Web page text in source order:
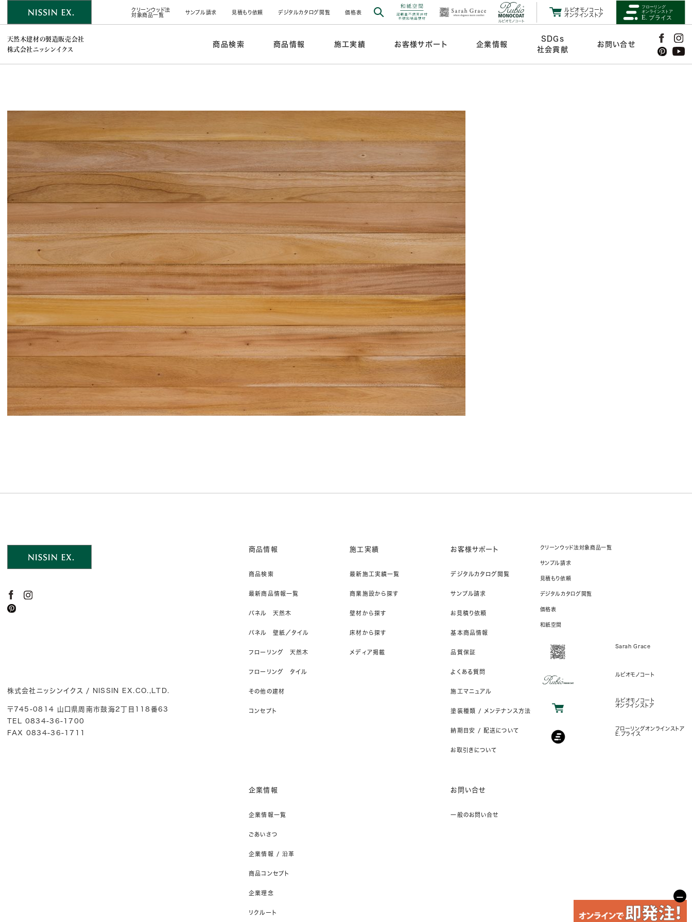
クリーンウッド法
対象商品一覧
サンプル請求 見積もり依頼 デジタルカタログ閲覧 価格表
ルビオモノコート
オンラインストア
天然木建材の製造販売会社
株式会社ニッシンイクス
商品検索 商品情報 施工実績 お客様サポート 企業情報
SDGs
社会貢献
お問い合せ
株式会社ニッシンイクス / NISSIN EX.CO.,LTD.
〒745-0814 山口県周南市鼓海2丁目118番63
TEL 0834-36-1700
FAX 0834-36-1711
商品情報
商品検索
最新商品情報一覧
パネル 天然木
パネル 壁紙／タイル
フローリング 天然木
フローリング タイル
その他の建材
コンセプト
施工実績
最新施工実績一覧
商業施設から探す
壁材から探す
床材から探す
メディア掲載
お客様サポート
デジタルカタログ閲覧
サンプル請求
お見積り依頼
基本商品情報
品質保証
よくある質問
施工マニュアル
塗装種類 / メンテナンス方法
納期目安 / 配送について
お取引きについて
企業情報
企業情報一覧
ごあいさつ
企業情報 / 沿革
商品コンセプト
企業理念
リクルート
お問い合せ
一般のお問い合せ
クリーンウッド法対象商品一覧
サンプル請求
見積もり依頼
デジタルカタログ閲覧
価格表
和紙空間
Sarah Grace
ルビオモノコート
ルビオモノコート
オンラインストア
フローリングオンラインストア
E.プライス
−